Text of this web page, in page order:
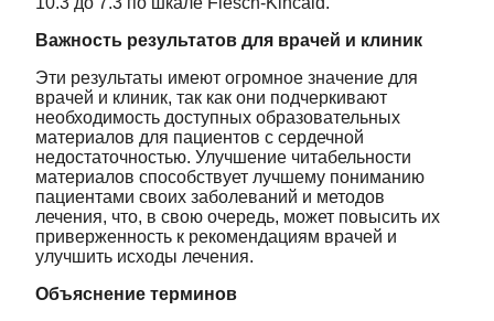
Важность результатов для врачей и клиник
Эти результаты имеют огромное значение для
врачей и клиник, так как они подчеркивают
необходимость доступных образовательных
материалов для пациентов с сердечной
недостаточностью. Улучшение читабельности
материалов способствует лучшему пониманию
пациентами своих заболеваний и методов
лечения, что, в свою очередь, может повысить их
приверженность к рекомендациям врачей и
улучшить исходы лечения.
Объяснение терминов